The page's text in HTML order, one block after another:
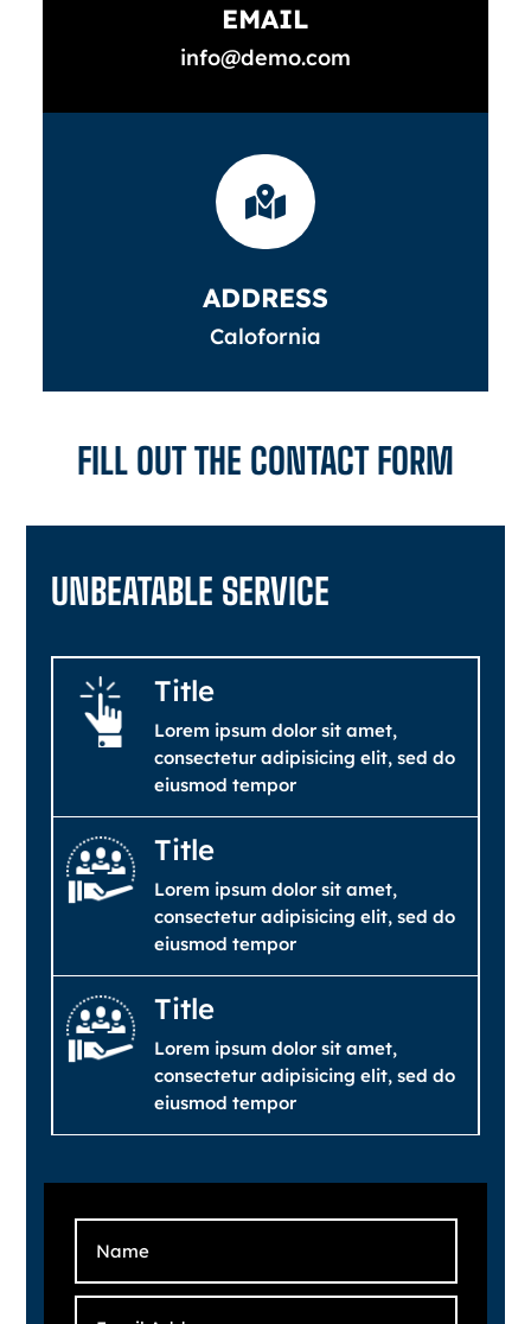
EMAIL
info@demo.com

ADDRESS
Calofornia
FILL OUT THE CONTACT FORM
UNBEATABLE SERVICE
Title
Lorem ipsum dolor sit amet,
consectetur adipisicing elit, sed do
eiusmod tempor
Title
Lorem ipsum dolor sit amet,
consectetur adipisicing elit, sed do
eiusmod tempor
Title
Lorem ipsum dolor sit amet,
consectetur adipisicing elit, sed do
eiusmod tempor